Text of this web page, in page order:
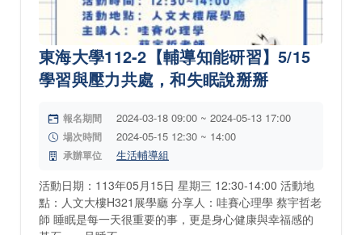
東海大學112-2【輔導知能研習】5/15
學習與壓力共處，和失眠說掰掰
報名期間 2024-03-18 09:00 ~ 2024-05-13 17:00
場次時間 2024-05-15 12:30 ~ 14:00
承辦單位 生活輔導組
活動日期：113年05月15日 星期三 12:30-14:00 活動地
點：人文大樓H321展學廳 分享人：哇賽心理學 蔡宇哲老
師 睡眠是每一天很重要的事，更是身心健康與幸福感的